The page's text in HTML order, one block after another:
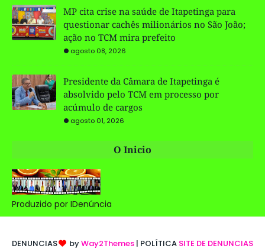
MP cita crise na saúde de Itapetinga para
questionar cachês milionários no São João;
ação no TCM mira prefeito
agosto 08, 2026
Presidente da Câmara de Itapetinga é
absolvido pelo TCM em processo por
acúmulo de cargos
agosto 01, 2026
O Inicio
Produzido por IDenúncia
DENUNCIAS byWay2Themes | POLÍTICA SITE DE DENUNCIAS